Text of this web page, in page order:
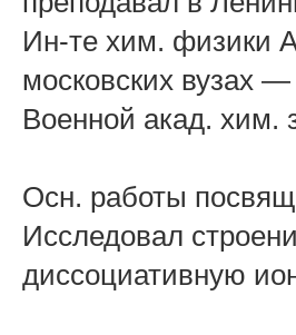
Ин-те хим. физики
московских вузах
Военной акад. хим.
Осн. работы
Исследовал
диссоциативную